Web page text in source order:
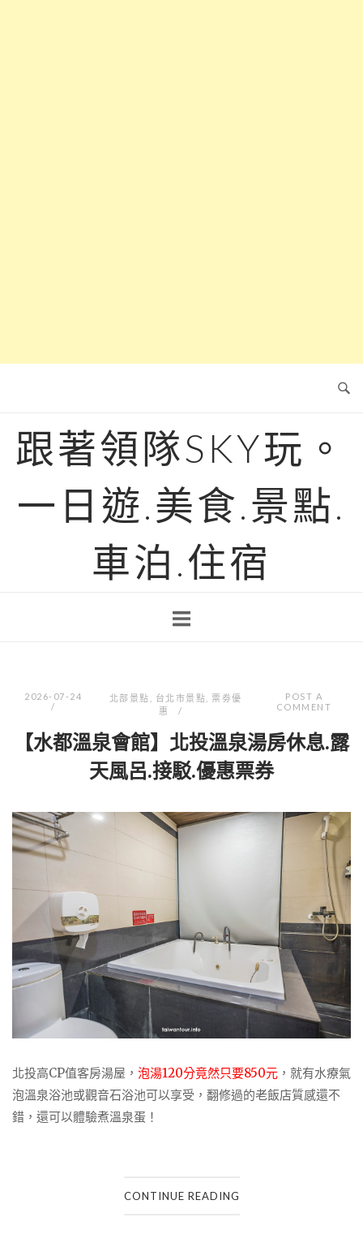
跟著領隊SKY玩。
一日遊.美食.景點.
車泊.住宿
2026-07-24 北部景點 台北市景點 ,票劵優
惠
POST A
COMMENT
【水都溫泉會館】北投溫泉湯房休息.露
天風呂.接駁.優惠票券
北投高CP值客房湯屋， 泡湯120分竟然只要850元 ，就有水療氣
泡溫泉浴池或觀音石浴池可以享受，翻修過的老飯店質感還不
錯，還可以體驗煮溫泉蛋！
CONTINUE READING